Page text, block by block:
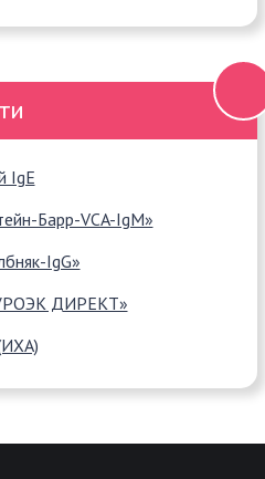
IgE
Барр-VCA-IgM»
IgG»
ДИРЕКТ»